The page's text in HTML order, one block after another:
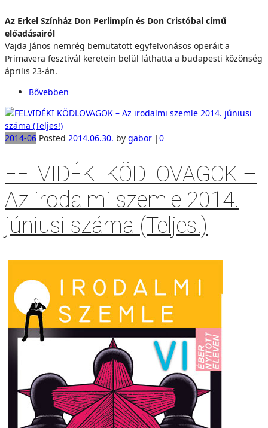
Az Erkel Színház Don Perlimpín és Don Cristóbal című
előadásairól
Vajda János nemrég bemutatott egyfelvonásos operáit a
Primavera fesztivál keretein belül láthatta a budapesti közönség
április 23-án.
Bővebben
2014-06 Posted 2014.06.30. by gabor |0
FELVIDÉKI KÖDLOVAGOK –
Az irodalmi szemle 2014.
júniusi száma (Teljes!)